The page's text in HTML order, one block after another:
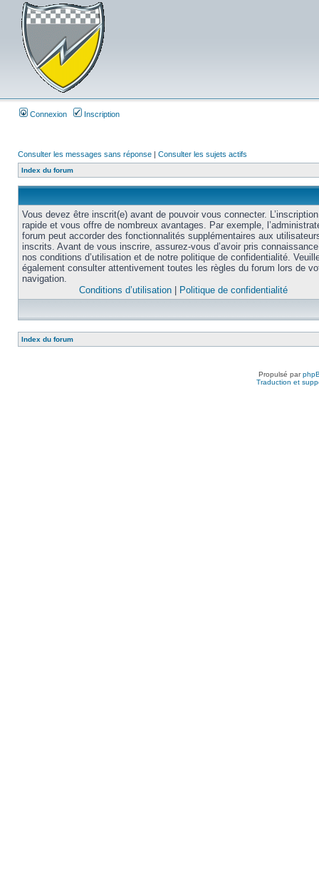
Connexion Inscription
Consulter les messages sans réponse | Consulter les sujets actifs
Index du forum
Vous devez être inscrit(e) avant de pouvoir vous connecter.
rapide et vous offre de nombreux avantages. Par exemple,
forum peut accorder des fonctionnalités supplémentaires aux
inscrits. Avant de vous inscrire, assurez-vous d’avoir pris
nos conditions d’utilisation et de notre politique de confidentialité.
également consulter attentivement toutes les règles du forum lors de
navigation.
Conditions d’utilisation
Politique de confidentialité
Index du forum
Propulsé par
Traduction et